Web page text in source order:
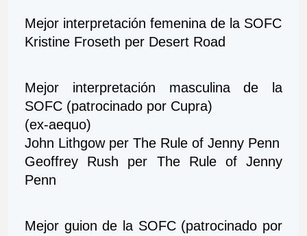
Mejor interpretación femenina de la SOFC
Kristine Froseth per Desert Road
Mejor interpretación masculina de la
SOFC (patrocinado por Cupra)
(ex-aequo)
John Lithgow per The Rule of Jenny Penn
Geoffrey Rush per The Rule of Jenny
Penn
Mejor guion de la SOFC (patrocinado por